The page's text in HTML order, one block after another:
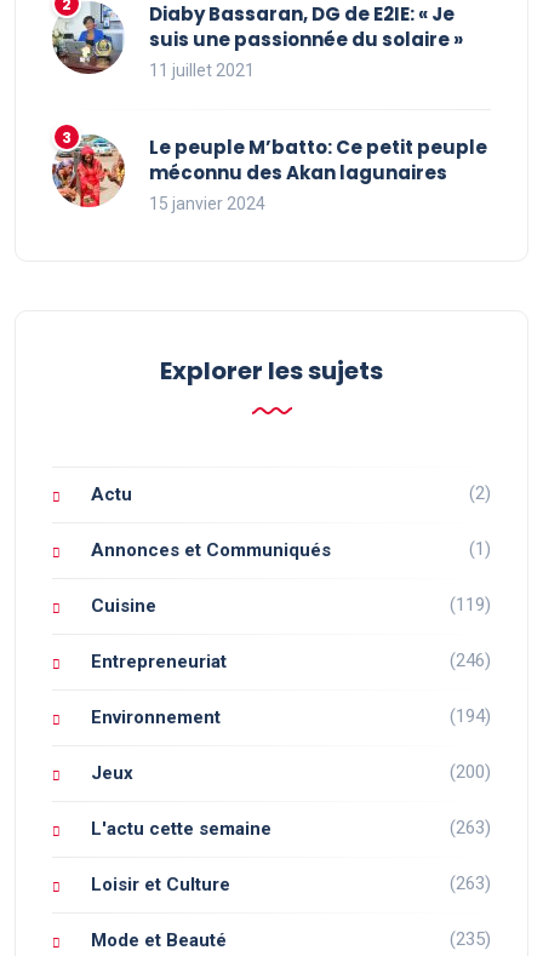
Diaby Bassaran, DG de E2IE: « Je
suis une passionnée du solaire »
11 juillet 2021
Le peuple M’batto: Ce petit peuple
méconnu des Akan lagunaires
15 janvier 2024
Explorer les sujets
Actu (2)
Annonces et Communiqués (1)
Cuisine (119)
Entrepreneuriat (246)
Environnement (194)
Jeux (200)
L'actu cette semaine (263)
Loisir et Culture (263)
Mode et Beauté (235)